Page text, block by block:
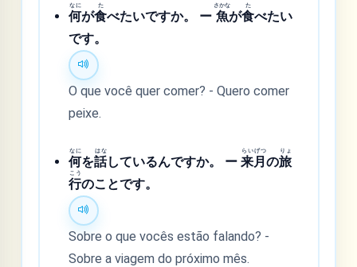
何
なに
が食
た
べたいですか。 ー 魚
さかな
が食
た
べたい
です。
O que você quer comer? - Quero comer
peixe.
何
なに
を話
はな
しているんですか。 ー来
らい
月
げつ
の旅
りょ
行
こう
のことです。
Sobre o que vocês estão falando? -
Sobre a viagem do próximo mês.